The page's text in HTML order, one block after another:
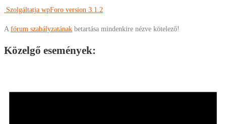
Szolgáltatja wpForo version 3.1.2
A fórum szabályzatának betartása mindenkire nézve kötelező!
Közelgő események: